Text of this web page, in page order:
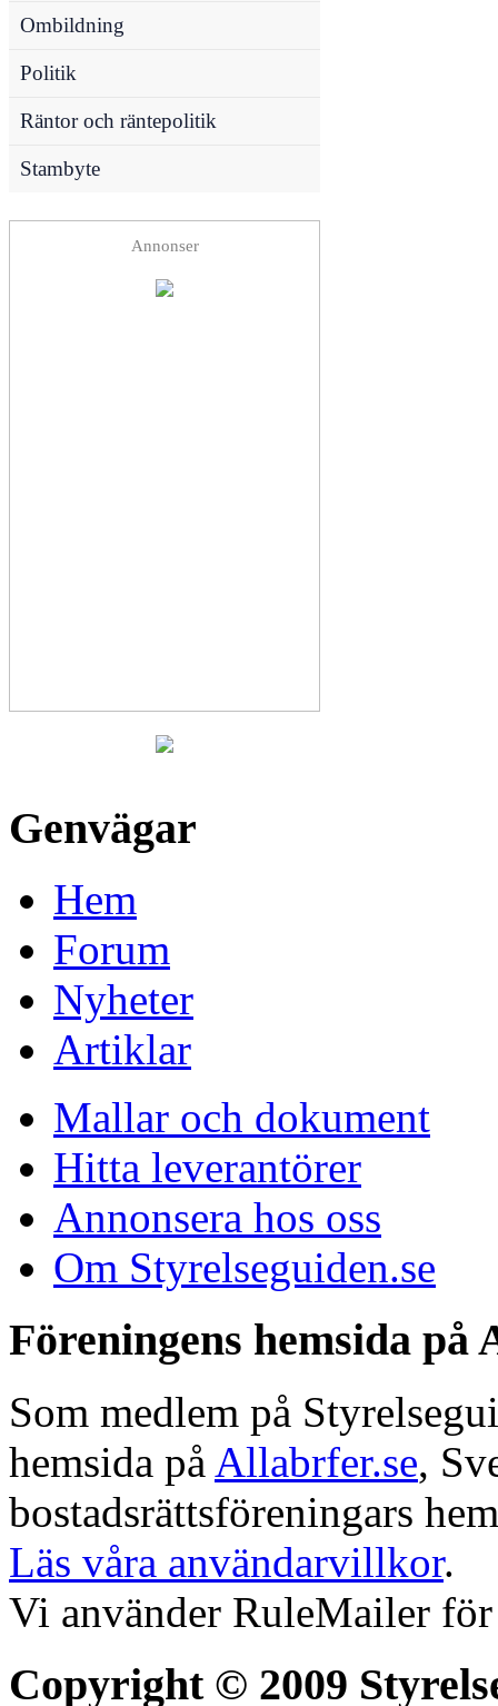
Ombildning
Politik
Räntor och räntepolitik
Stambyte
Annonser
Genvägar
Hem
Forum
Nyheter
Artiklar
Mallar och dokument
Hitta leverantörer
Annonsera hos oss
Om Styrelseguiden.se
Föreningens hemsida på
Som medlem på
hemsida på Allabrfer.se,
bostadsrättsföreningars
Läs våra användarvillkor.
Vi använder RuleMailer
Copyright © 2009